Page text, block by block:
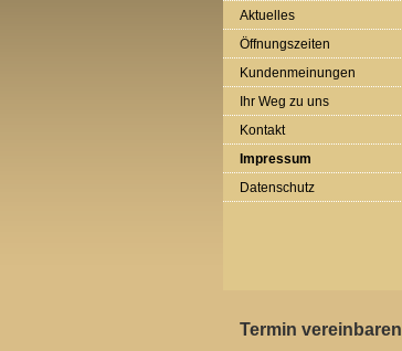
Aktuelles
Öffnungszeiten
Kundenmeinungen
Ihr Weg zu uns
Kontakt
Impressum
Datenschutz
Termin vereinbaren